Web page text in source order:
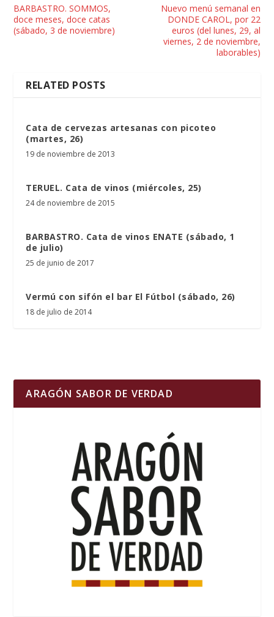
BARBASTRO. SOMMOS,
doce meses, doce catas
(sábado, 3 de noviembre)
Nuevo menú semanal en
DONDE CAROL, por 22
euros (del lunes, 29, al
viernes, 2 de noviembre,
laborables)
RELATED POSTS
Cata de cervezas artesanas con picoteo
(martes, 26)
19 de noviembre de 2013
TERUEL. Cata de vinos (miércoles, 25)
24 de noviembre de 2015
BARBASTRO. Cata de vinos ENATE (sábado, 1
de julio)
25 de junio de 2017
Vermú con sifón el bar El Fútbol (sábado, 26)
18 de julio de 2014
ARAGÓN SABOR DE VERDAD